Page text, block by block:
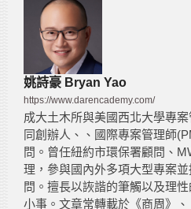
姚詩豪 Bryan Yao
https://www.darencademy.com/
成大土木所與美國西北大學專
同創辦人、、國際專案管理師
問。曾任紐約市環保署顧問、
理，參與國內外多項大型專案
問。擅長以詼諧的筆觸以及理
小事。文章常轉載於《商周》